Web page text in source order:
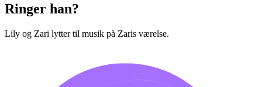
Ringer han?
Lily og Zari lytter til musik på Zaris værelse.